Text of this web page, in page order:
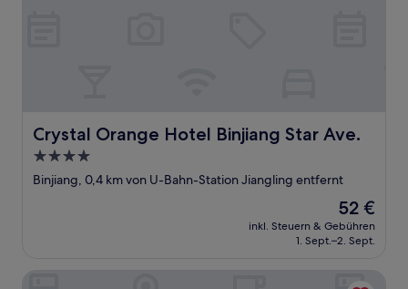
Crystal Orange Hotel Binjiang Star Ave.
Crystal Orange Hotel Binjiang Star Ave.
4.0-
Sterne-
Binjiang, 0,4 km von U-Bahn-Station Jiangling entfernt
Der
Preis
beträgt
52 €
inkl. Steuern & Gebühren
1. Sept.–2. Sept.
Crystal Orange Hotel Hangzhou Binjiang Olympic Sports